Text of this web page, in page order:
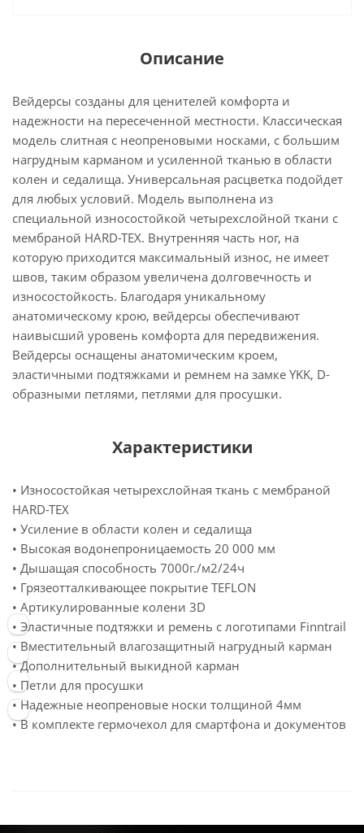
Описание
Вейдерсы созданы для ценителей комфорта и
надежности на пересеченной местности. Классическая
модель слитная с неопреновыми носками, с большим
нагрудным карманом и усиленной тканью в области
колен и седалища. Универсальная расцветка подойдет
для любых условий. Модель выполнена из
специальной износостойкой четырехслойной ткани с
мембраной HARD-TEX. Внутренняя часть ног, на
которую приходится максимальный износ, не имеет
швов, таким образом увеличена долговечность и
износостойкость. Благодаря уникальному
анатомическому крою, вейдерсы обеспечивают
наивысший уровень комфорта для передвижения.
Вейдерсы оснащены анатомическим кроем,
эластичными подтяжками и ремнем на замке YKK, D-
образными петлями, петлями для просушки.
Характеристики
• Износостойкая четырехслойная ткань с мембраной
HARD-TEX
• Усиление в области колен и седалища
• Высокая водонепроницаемость 20 000 мм
• Дышащая способность 7000г./м2/24ч
• Грязеотталкивающее покрытие TEFLON
• Артикулированные колени 3D
• Эластичные подтяжки и ремень с логотипами Finntrail
• Вместительный влагозащитный нагрудный карман
• Дополнительный выкидной карман
• Петли для просушки
• Надежные неопреновые носки толщиной 4мм
• В комплекте гермочехол для смартфона и документов